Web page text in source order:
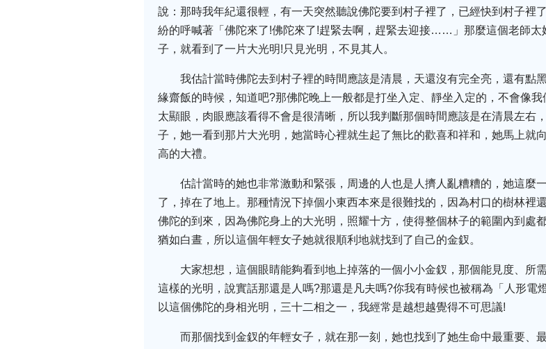
說：那時我年紀還很輕，有一天突然聽說佛陀要到村子裡了，已經快到村子裡
紛的呼喊著「佛陀來了!佛陀來了!趕緊去啊，趕緊去迎接……」那麼這個老師太
子，就看到了一片大光明!只見光明，不見其人。
我估計當時佛陀去到村子裡的時間應該是清晨，天還沒有完全亮，還有點
緣齋飯的時候，知道吧?那佛陀晚上一般都是打坐入定、靜坐入定的，不會像
太顯眼，肉眼應該看得不會是很清晰，所以我判斷那個時間應該是在清晨左右
子，她一看到那片大光明，她當時心裡就生起了無比的歡喜和祥和，她馬上就
高的大禮。
估計當時的她也非常激動和緊張，周邊的人也是人擠人亂糟糟的，她這麼
了，掉在了地上。那種情況下掉個小東西本來是很難找的，因為村口的樹林裡
佛陀的到來，因為佛陀身上的大光明，照耀十方，使得整個林子的範圍內到處
猶如白晝，所以這個年輕女子她就很順利地就找到了自己的金釵。
大家想想，這個眼睛能夠看到地上掉落的一個小小金釵，那個能見度、所
這樣的光明，說實話那還是人嗎?那還是凡夫嗎?你我有時候也被稱為「人形電
以這個佛陀的身相光明，三十二相之一，我經常是越想越覺得不可思議!
而那個找到金釵的年輕女子，就在那一刻，她也找到了她生命中最重要、